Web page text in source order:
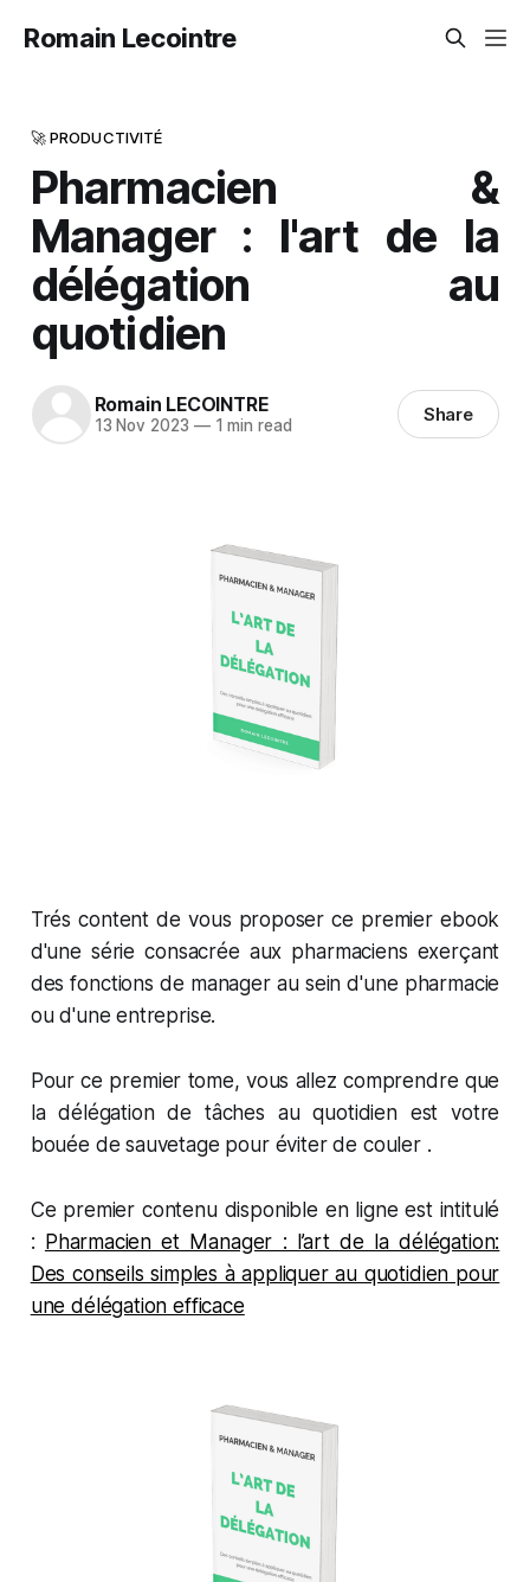
Romain Lecointre
🚀 PRODUCTIVITÉ
Pharmacien &
Manager : l'art de la
délégation au
quotidien
Romain LECOINTRE
13 Nov 2023 —1 min read Share
Trés content de vous proposer ce premier ebook
d'une série consacrée aux pharmaciens exerçant
des fonctions de manager au sein d'une pharmacie
ou d'une entreprise.
Pour ce premier tome, vous allez comprendre que
la délégation de tâches au quotidien est votre
bouée de sauvetage pour éviter de couler .
Ce premier contenu disponible en ligne est intitulé
: Pharmacien et Manager : l’art de la délégation:
Des conseils simples à appliquer au quotidien pour
une délégation efficace